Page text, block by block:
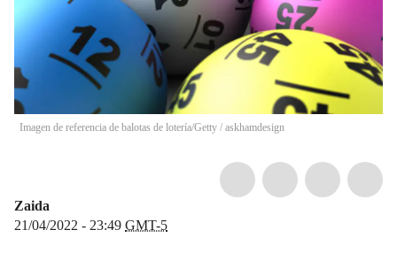
Imagen de referencia de balotas de lotería/Getty / askhamdesign
Zaida
21/04/2022 - 23:49 GMT-5